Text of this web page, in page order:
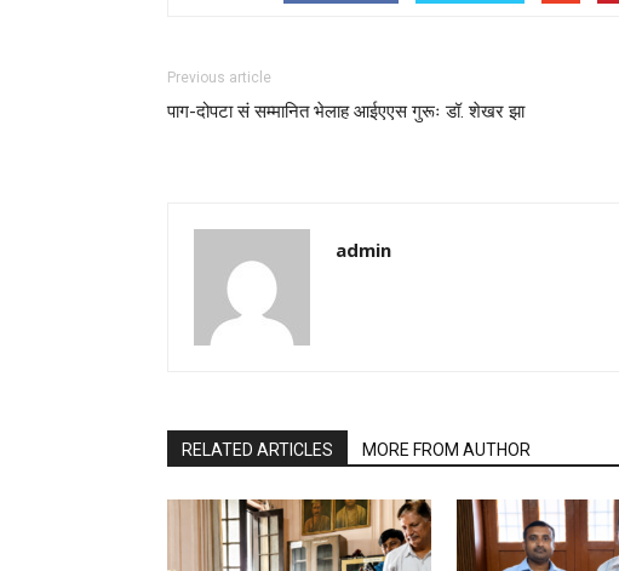
Previous article
पाग-दोपटा सं सम्मानित भेलाह आईएएस गुरूः डॉ. शेखर झा
admin
RELATED ARTICLES MORE FROM AUTHOR